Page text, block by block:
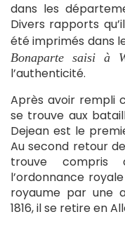
dans les
Divers rapports
été imprimés dans
Bonaparte saisi à
l’authenticité.
Après avoir rempli
se trouve aux
Dejean est le
Au second retour
trouve
l’ordonnance
royaume par une
1816, il se retire en